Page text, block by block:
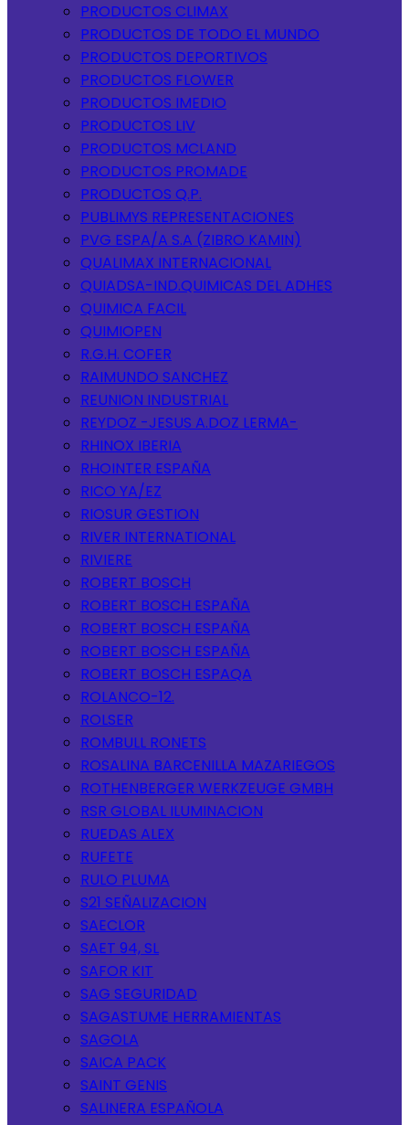
PRODUCTOS CLIMAX
PRODUCTOS DE TODO EL MUNDO
PRODUCTOS DEPORTIVOS
PRODUCTOS FLOWER
PRODUCTOS IMEDIO
PRODUCTOS LIV
PRODUCTOS MCLAND
PRODUCTOS PROMADE
PRODUCTOS Q.P.
PUBLIMYS REPRESENTACIONES
PVG ESPA/A S.A (ZIBRO KAMIN)
QUALIMAX INTERNACIONAL
QUIADSA-IND.QUIMICAS DEL ADHES
QUIMICA FACIL
QUIMIOPEN
R.G.H. COFER
RAIMUNDO SANCHEZ
REUNION INDUSTRIAL
REYDOZ -JESUS A.DOZ LERMA-
RHINOX IBERIA
RHOINTER ESPAÑA
RICO YA/EZ
RIOSUR GESTION
RIVER INTERNATIONAL
RIVIERE
ROBERT BOSCH
ROBERT BOSCH ESPAÑA
ROBERT BOSCH ESPAÑA
ROBERT BOSCH ESPAÑA
ROBERT BOSCH ESPAQA
ROLANCO-12.
ROLSER
ROMBULL RONETS
ROSALINA BARCENILLA MAZARIEGOS
ROTHENBERGER WERKZEUGE GMBH
RSR GLOBAL ILUMINACION
RUEDAS ALEX
RUFETE
RULO PLUMA
S21 SEÑALIZACION
SAECLOR
SAET 94, SL
SAFOR KIT
SAG SEGURIDAD
SAGASTUME HERRAMIENTAS
SAGOLA
SAICA PACK
SAINT GENIS
SALINERA ESPAÑOLA